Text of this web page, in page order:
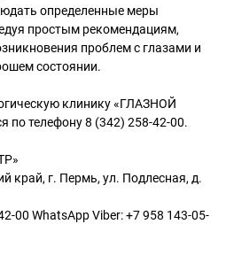
определенные меры
простым рекомендациям,
проблем с глазами и
состоянии.
клинику «ГЛАЗНОЙ
по телефону 8 (342) 258-42-00.
край, г. Пермь, ул. Подлесная, д.
00 WhatsApp Viber: +7 958 143-05-